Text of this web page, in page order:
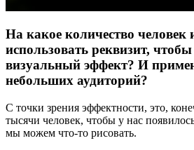
На какое количество человек
использовать реквизит,
визуальный эффект? И
небольших аудиторий?
С точки зрения эффектности, это,
тысячи человек, чтобы у нас
мы можем что-то рисовать.